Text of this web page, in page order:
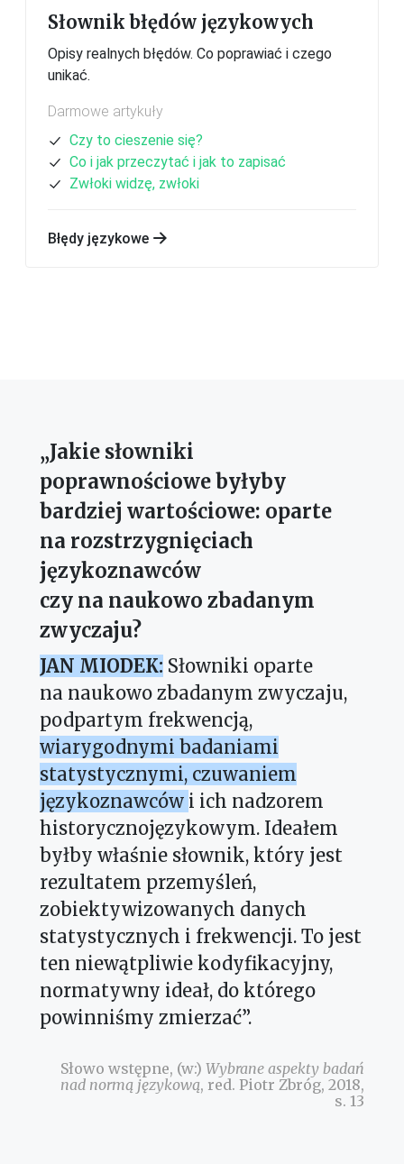
Słownik błędów językowych
Opisy realnych błędów. Co poprawiać i czego
unikać.
Darmowe artykuły
Czy to cieszenie się?
Co i jak przeczytać i jak to zapisać
Zwłoki widzę, zwłoki
Błędy językowe
„Jakie słowniki
poprawnościowe byłyby
bardziej wartościowe: oparte
na rozstrzygnięciach
językoznawców
czy na naukowo zbadanym
zwyczaju?
JAN MIODEK: Słowniki oparte
na naukowo zbadanym zwyczaju,
podpartym frekwencją,
wiarygodnymi badaniami
statystycznymi, czuwaniem
językoznawców i ich nadzorem
historycznojęzykowym. Ideałem
byłby właśnie słownik, który jest
rezultatem przemyśleń,
zobiektywizowanych danych
statystycznych i frekwencji. To jest
ten niewątpliwie kodyfikacyjny,
normatywny ideał, do którego
powinniśmy zmierzać”.
Słowo wstępne, (w:) Wybrane aspekty badań
nad normą językową, red. Piotr Zbróg, 2018,
s. 13